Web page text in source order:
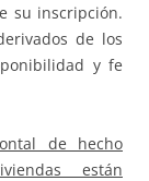
su inscripción.
de los
y fe
de hecho
están